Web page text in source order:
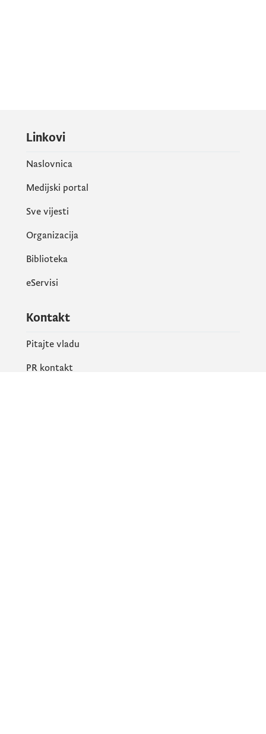
Linkovi
Naslovnica
Medijski portal
Sve vijesti
Organizacija
Biblioteka
eServisi
Kontakt
Pitajte vladu
PR kontakt